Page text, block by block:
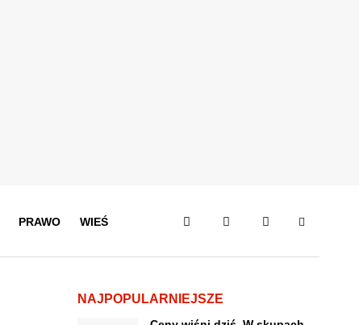
PRAWO WIEŚ
NAJPOPULARNIEJSZE